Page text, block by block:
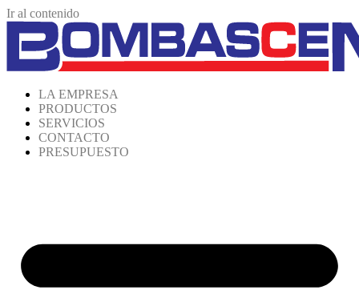
Ir al contenido
LA EMPRESA
PRODUCTOS
SERVICIOS
CONTACTO
PRESUPUESTO